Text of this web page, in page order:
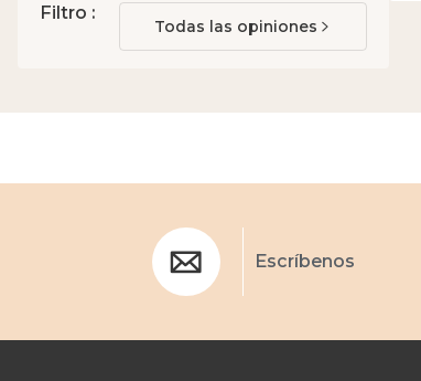
Filtro :
Todas las opiniones
Escríbenos